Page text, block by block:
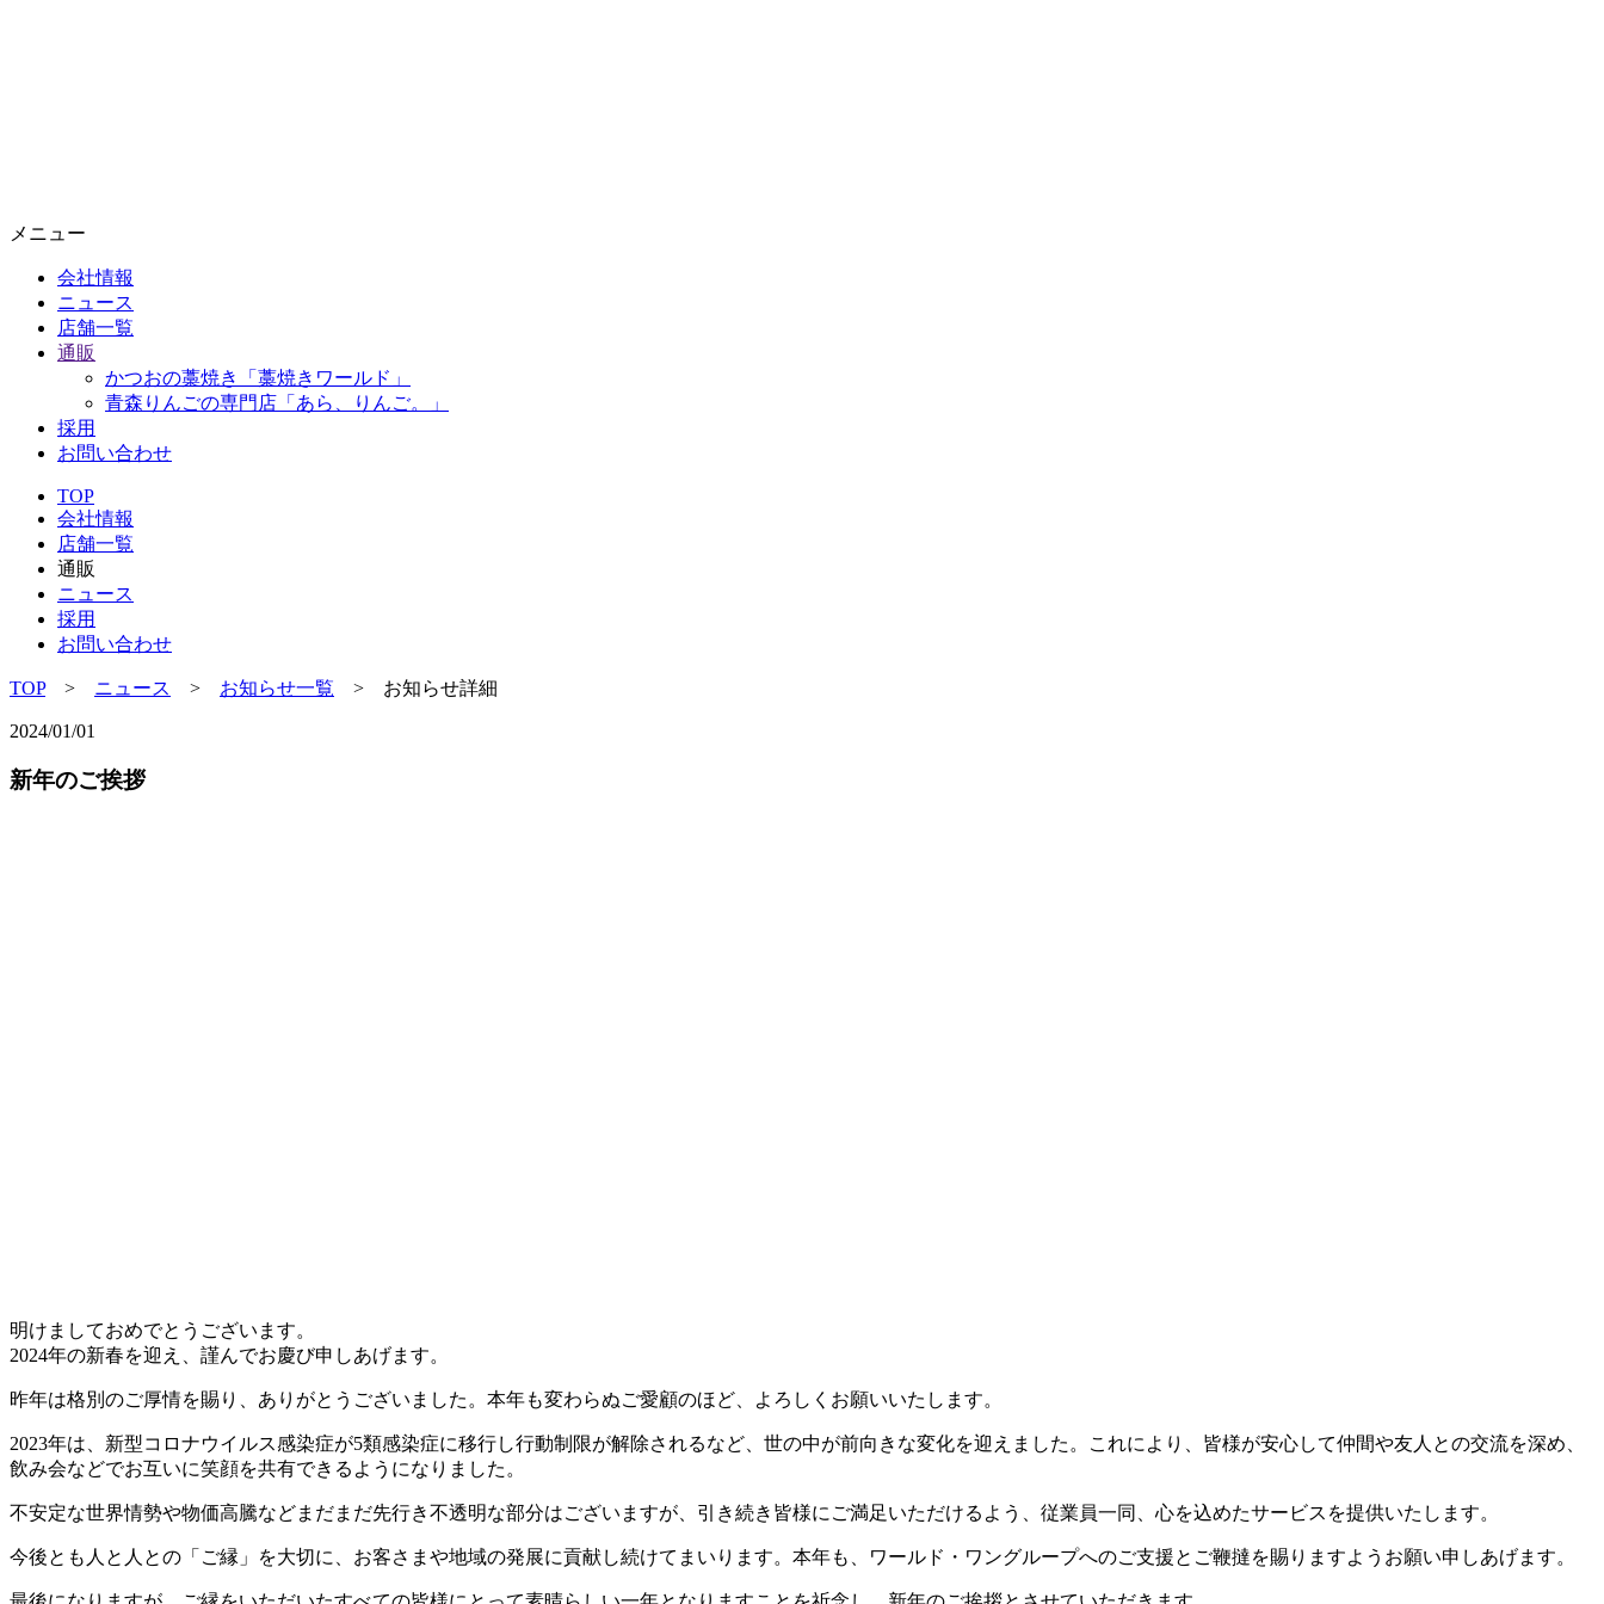
メニュー
会社情報
ニュース
店舗一覧
通販
かつおの藁焼き「藁焼きワールド」
青森りんごの専門店「あら、りんご。」
採用
お問い合わせ
TOP
会社情報
店舗一覧
通販
ニュース
採用
お問い合わせ
TOP> ニュース > お知らせ一覧 > お知らせ詳細
2024/01/01
新年のご挨拶
明けましておめでとうございます。
2024年の新春を迎え、謹んでお慶び申しあげます。
昨年は格別のご厚情を賜り、ありがとうございました。本年も変わらぬご愛顧のほど、よろしくお願いいたします。
2023年は、新型コロナウイルス感染症が5類感染症に移行し行動制限が解除されるなど、世の中が前向きな変化を迎えました。これにより、皆様が安心して仲間や友人との交流を深め、
飲み会などでお互いに笑顔を共有できるようになりました。
不安定な世界情勢や物価高騰などまだまだ先行き不透明な部分はございますが、引き続き皆様にご満足いただけるよう、従業員一同、心を込めたサービスを提供いたします。
今後とも人と人との「ご縁」を大切に、お客さまや地域の発展に貢献し続けてまいります。本年も、ワールド・ワングループへのご支援とご鞭撻を賜りますようお願い申しあげます。